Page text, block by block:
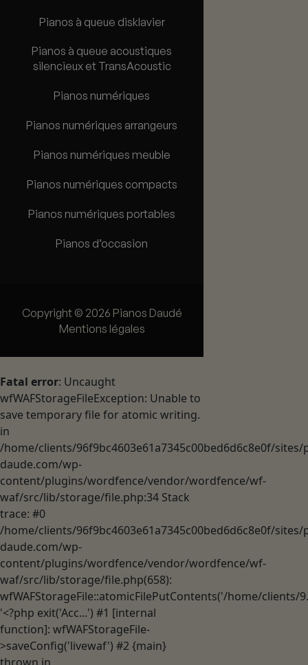
Pianos à queue disklavier
Pianos à queue acoustiques
silencieux et TransAcoustic
Pianos numériques
Pianos numériques arrangeurs
Pianos numériques meuble
Pianos numériques compacts
Pianos numériques portables
Pianos d’occasion
Copyright © 2026 Pianos Daudé
Mentions légales
Fatal error: Uncaught
wfWAFStorageFileException: Unable to
save temporary file for atomic writing.
in
/home/clients/96f9bc4603e61a7345c00bed6d6c8e0f/sites/
daude.com/wp-
content/plugins/wordfence/vendor/wordfence/wf-
waf/src/lib/storage/file.php:34 Stack
trace: #0
/home/clients/96f9bc4603e61a7345c00bed6d6c8e0f/sites/
daude.com/wp-
content/plugins/wordfence/vendor/wordfence/wf-
waf/src/lib/storage/file.php(658):
wfWAFStorageFile::atomicFilePutContents('/home/clients/
'<?php exit('Acc...') #1 [internal
function]: wfWAFStorageFile-
>saveConfig('livewaf') #2 {main}